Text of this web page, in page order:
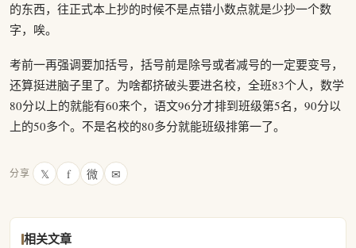
的东西，往正式本上抄的时候不是点错小数点就是少抄一个数
字，唉。
考前一再强调要加括号，括号前是除号或者减号的一定要变号，
还算挺进脑子里了。为啥都挤破头要进名校，全班83个人，数学
80分以上的就能有60来个，语文96分才排到班级第5名，90分以
上的50多个。不是名校的80多分就能班级排第一了。
分享 𝕏 f 微 ✉
相关文章